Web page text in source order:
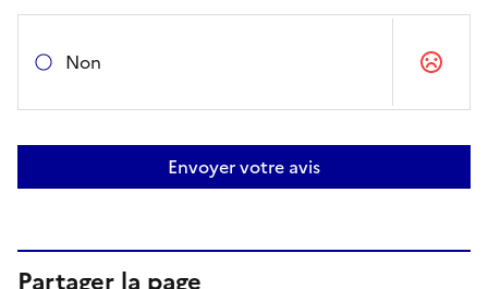
Non
Envoyer votre avis
Partager la page